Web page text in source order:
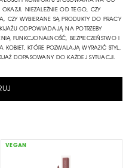
VEGAN
NIEZALEŻNIE OD TEGO, CZY
CZY WYBIERANE SĄ PRODUKTY DO PRACY
ODPOWIADAJĄ NA POTRZEBY
FUNKCJONALNOŚĆ, BEZPIECZEŃSTWO I
KOBIET, KTÓRE POZWALAJĄ WYRAZIĆ STYL,
DOPASOWANY DO KAŻDEJ SYTUACJI.